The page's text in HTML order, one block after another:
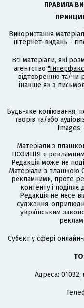
ПРАВИЛА
Використання
інтернет-видань -
Всі матеріали, які
агентство
відтворенню та/чи
інакше як з
Будь-яке копіювання,
творів та/або
Images
Матеріали з
ПОЗИЦІЯ є
Редакція може не
Матеріали з
рекламними, проте
контенту і поділяє
Редакція не несе
судження,
українським
Cубєкт у сфері
Адреса: 01032,